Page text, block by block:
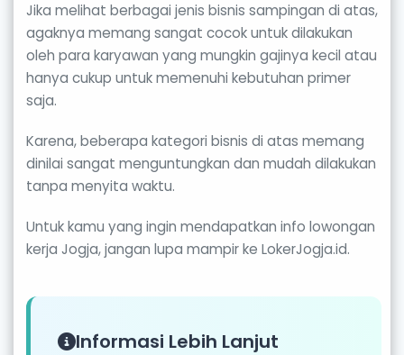
Jika melihat berbagai jenis bisnis sampingan di atas,
agaknya memang sangat cocok untuk dilakukan
oleh para karyawan yang mungkin gajinya kecil atau
hanya cukup untuk memenuhi kebutuhan primer
saja.
Karena, beberapa kategori bisnis di atas memang
dinilai sangat menguntungkan dan mudah dilakukan
tanpa menyita waktu.
Untuk kamu yang ingin mendapatkan info lowongan
kerja Jogja, jangan lupa mampir ke LokerJogja.id.
Informasi Lebih Lanjut